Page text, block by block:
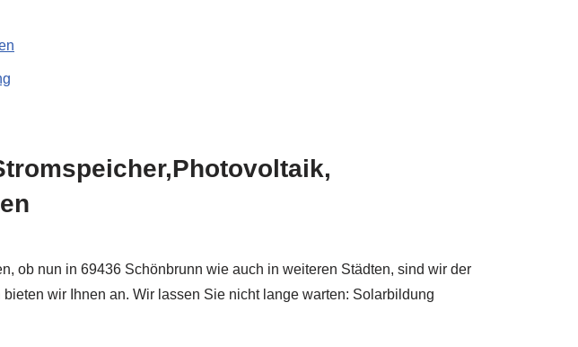
ob nun in 69436 Schönbrunn wie auch in weiteren Städten, sind wir der
wir Ihnen an. Wir lassen Sie nicht lange warten: Solarbildung